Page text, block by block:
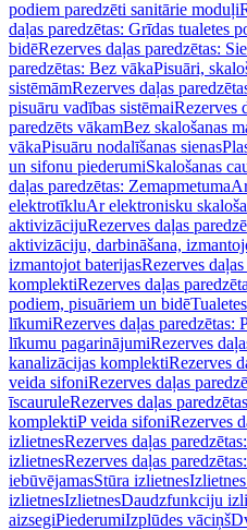
podiem paredzēti sanitārie moduļi
daļas paredzētas: Grīdas tualetes
bidēRezerves daļas paredzētas:
paredzētas: Bez vākaPisuāri,
sistēmāmRezerves daļas
pisuāru vadības sistēmaiRezerves
paredzēts vākamBez skalošanas
vākaPisuāru nodalīšanas sienas
un sifonu piederumiSkalošanas
daļas paredzētas: Zemapmetuma
elektrotīkluAr elektronisku
aktivizācijuRezerves daļas
aktivizāciju, darbināšana,
izmantojot baterijasRezerves
komplektiRezerves daļas
podiem, pisuāriem un bidē
līkumiRezerves daļas paredzētas:
līkumu pagarinājumiRezerves
kanalizācijas komplektiRezerves
veida sifoniRezerves daļas
īscauruleRezerves daļas
komplektiP veida sifoniRezerves
izlietnesRezerves daļas
izlietnesRezerves daļas
iebūvējamasStūra izlietnes
izlietnesIzlietnesDaudzfunkciju
aizsegiPiederumiIzplūdes vāciņš